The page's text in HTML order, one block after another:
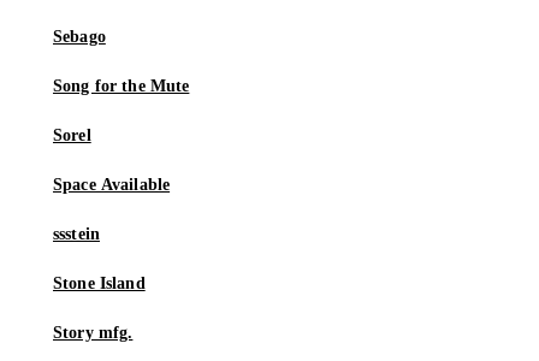
Sebago
Song for the Mute
Sorel
Space Available
ssstein
Stone Island
Story mfg.